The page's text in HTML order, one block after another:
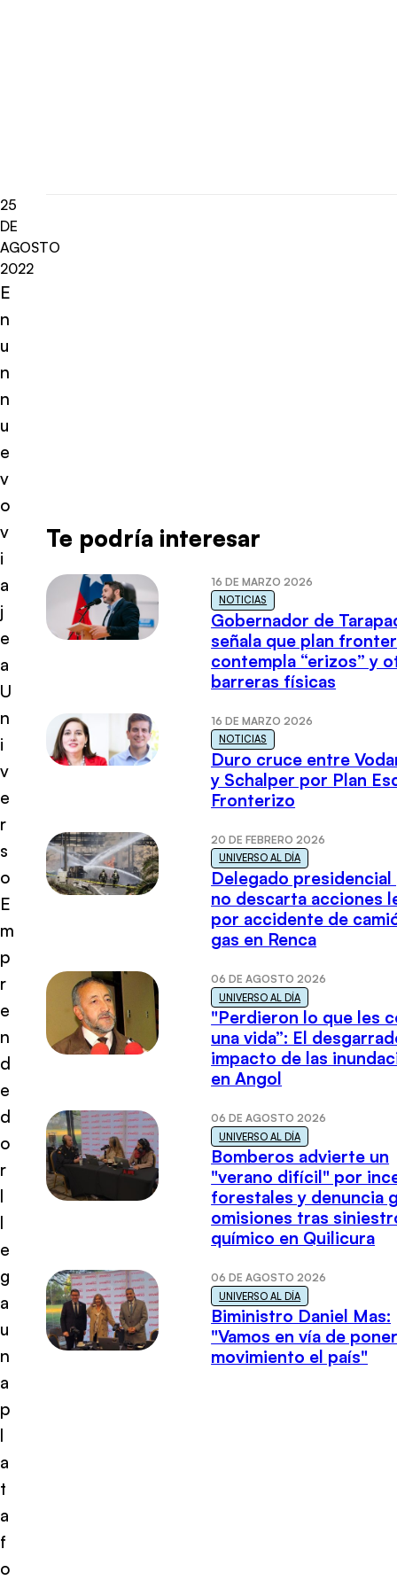
25
DE
AGOSTO
2022
E
n
u
n
n
u
e
v
o
v
i
a
j
e
a
U
n
i
v
e
r
s
o
E
m
p
r
e
n
d
e
d
o
r
l
l
e
g
a
u
n
a
p
l
a
t
a
f
o
Te podría interesar
16 DE MARZO 2026
NOTICIAS
Gobernador de
señala que plan
contempla “erizos” y
barreras físicas
16 DE MARZO 2026
NOTICIAS
Duro cruce entre
y Schalper por Plan
Fronterizo
20 DE FEBRERO 2026
UNIVERSO AL DÍA
Delegado presidencial
no descarta acciones
por accidente de
gas en Renca
06 DE AGOSTO 2026
UNIVERSO AL DÍA
"Perdieron lo que les
una vida”: El
impacto de las
en Angol
06 DE AGOSTO 2026
UNIVERSO AL DÍA
Bomberos advierte un
"verano difícil" por
forestales y denuncia
omisiones tras
químico en Quilicura
06 DE AGOSTO 2026
UNIVERSO AL DÍA
Biministro Daniel Mas:
"Vamos en vía de
movimiento el país"